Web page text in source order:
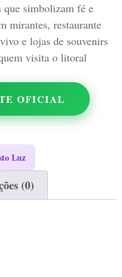
que simbolizam fé e
mirantes, restaurante
e lojas de souvenirs
visita o litoral
OFICIAL
Luz
(0)